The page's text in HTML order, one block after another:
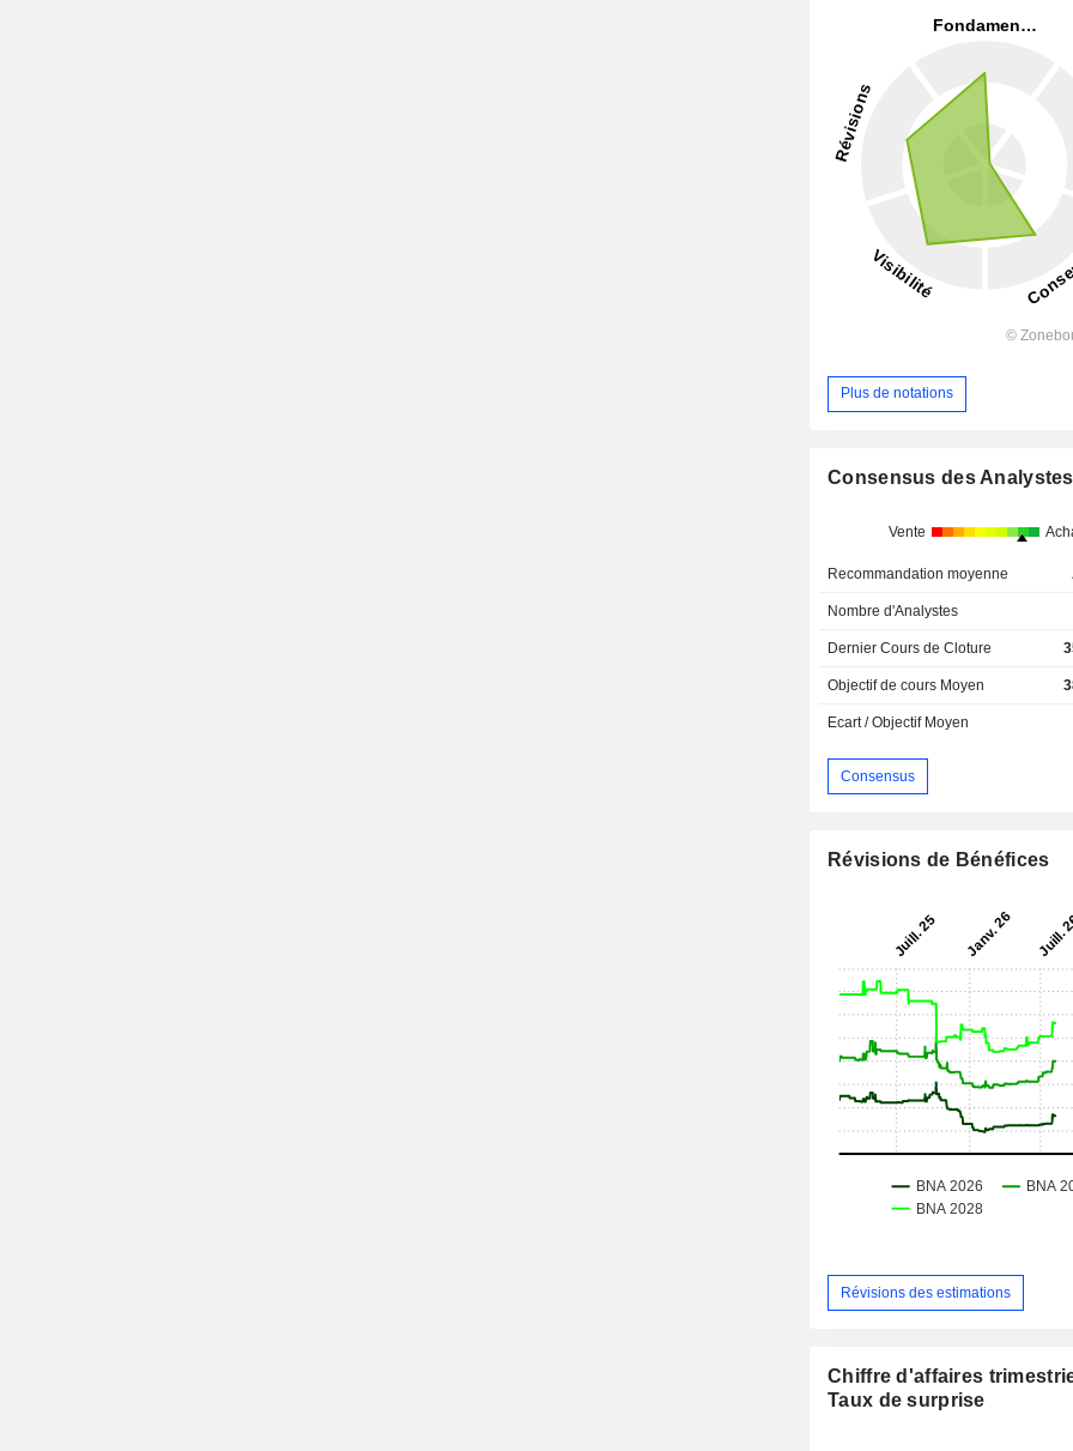
Plus de notations
Consensus des Analystes
Vente
Recommandation moyenne
Nombre d'Analystes
Dernier Cours de Cloture
Objectif de cours Moyen
Ecart / Objectif Moyen
Consensus
Révisions de Bénéfices
Révisions des estimations
Chiffre d'affaires
Taux de surprise